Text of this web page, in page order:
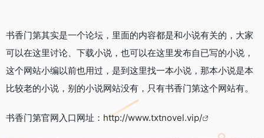
书香门第其实是一个论坛，里面的内容都是和小说有关的，大家
可以在这里讨论、下载小说，也可以在这里发布自已写的小说，
这个网站小编以前也用过，是到这里找一本小说，那本小说是本
比较老的小说，别的小说网站没有，只有书香门第这个网站有。
书香门第官网入口网址： http://www.txtnovel.vip/